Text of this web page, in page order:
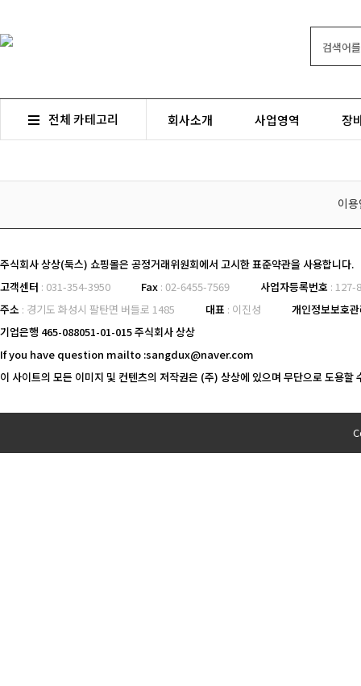
전체 카테고리 회사소개 사업영역 장
이
주식회사 상상(둑스) 쇼핑몰은 공정거래위원회에서 고시한 표준약관을 사용합니다.
고객센터 : 031-354-3950 Fax : 02-6455-7569 사업자등록번호 : 127-
주소 : 경기도 화성시 팔탄면 버들로 1485 대표 : 이진성
개인정보보호
기업은행 465-088051-01-015 주식회사 상상
If you have question mailto :sangdux@naver.com
이 사이트의 모든 이미지 및 컨텐츠의 저작권은 (주) 상상에 있으며 무단으로 도용할